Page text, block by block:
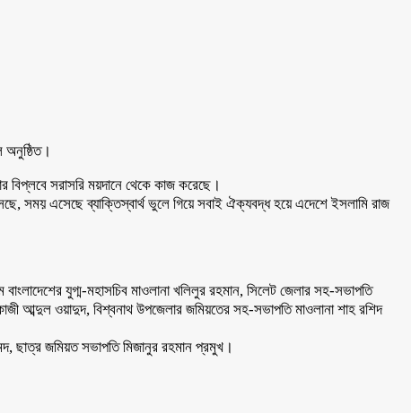
অনুষ্ঠিত।
বিপ্লবে সরাসরি ময়দানে থেকে কাজ করেছে।
সময় এসেছে ব্যাক্তিস্বার্থ ভুলে গিয়ে সবাই ঐক্যবদ্ধ হয়ে এদেশে ইসলামি রাজ
যুগ্ম-মহাসচিব মাওলানা খলিলুর রহমান, সিলেট জেলার সহ-সভাপতি
আব্দুল ওয়াদুদ, বিশ্বনাথ উপজেলার জমিয়তের সহ-সভাপতি মাওলানা শাহ রশিদ
ছাত্র জমিয়ত সভাপতি মিজানুর রহমান প্রমুখ।